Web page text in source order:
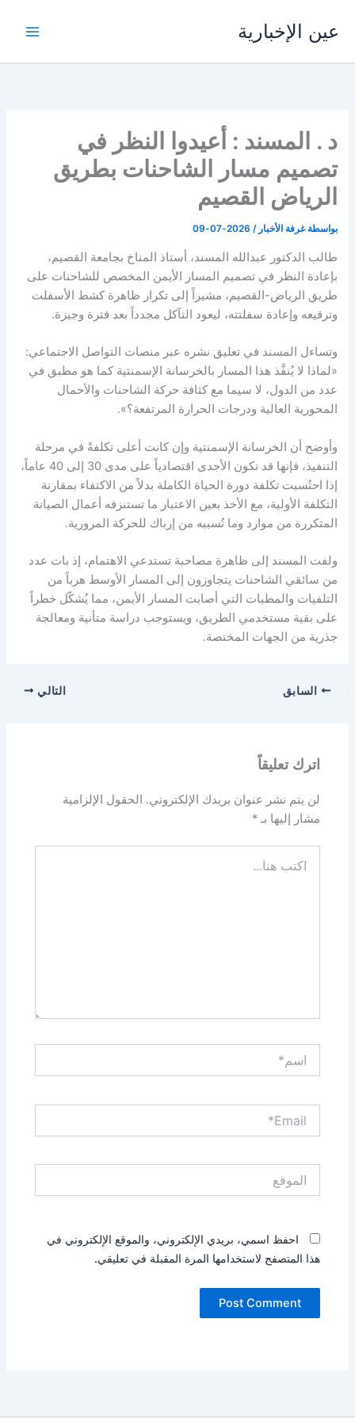
المحتوى
عين الإخبارية
د . المسند : أعيدوا النظر في
تصميم مسار الشاحنات بطريق
الرياض القصيم
بواسطة غرفة الأخبار/
2026-07-09
طالب الدكتور عبدالله المسند، أستاذ المناخ بجامعة القصيم،
بإعادة النظر في تصميم المسار الأيمن المخصص للشاحنات على
طريق الرياض-القصيم، مشيراً إلى تكرار ظاهرة كشط الأسفلت
وترقيعه وإعادة سفلتته، ليعود التآكل مجدداً بعد فترة وجيزة.
وتساءل المسند في تعليق نشره عبر منصات التواصل الاجتماعي:
«لماذا لا يُنفَّذ هذا المسار بالخرسانة الإسمنتية كما هو مطبق في
عدد من الدول، لا سيما مع كثافة حركة الشاحنات والأحمال
المحورية العالية ودرجات الحرارة المرتفعة؟».
وأوضح أن الخرسانة الإسمنتية وإن كانت أعلى تكلفةً في مرحلة
التنفيذ، فإنها قد تكون الأجدى اقتصادياً على مدى 30 إلى 40 عاماً،
إذا احتُسبت تكلفة دورة الحياة الكاملة بدلاً من الاكتفاء بمقارنة
التكلفة الأولية، مع الأخذ بعين الاعتبار ما تستنزفه أعمال الصيانة
المتكررة من موارد وما تُسببه من إرباك للحركة المرورية.
ولفت المسند إلى ظاهرة مصاحبة تستدعي الاهتمام، إذ بات عدد
من سائقي الشاحنات يتجاوزون إلى المسار الأوسط هرباً من
التلفيات والمطبات التي أصابت المسار الأيمن، مما يُشكّل خطراً
على بقية مستخدمي الطريق، ويستوجب دراسة متأنية ومعالجة
جذرية من الجهات المختصة.
السابق التالي
اترك تعليقاً
لن يتم نشر عنوان بريدك الإلكتروني.
الحقول الإلزامية
مشار إليها بـ*
هنا...
احفظ اسمي، بريدي الإلكتروني، والموقع الإلكتروني في
هذا المتصفح لاستخدامها المرة المقبلة في تعليقي.